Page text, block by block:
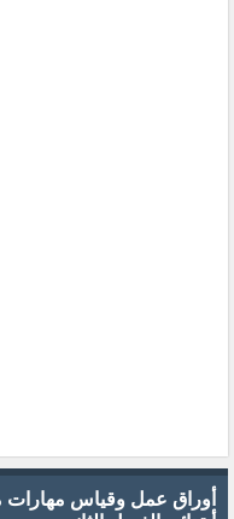
أوراق عمل وقياس مهارات